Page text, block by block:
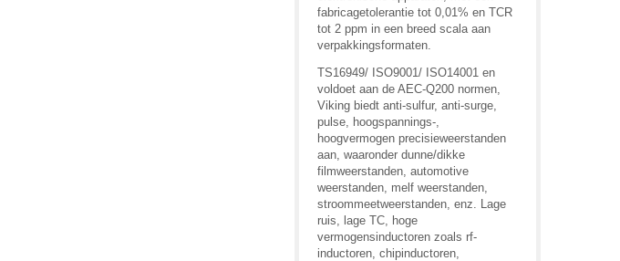
fabricagetolerantie tot 0,01% en TCR
tot 2 ppm in een breed scala aan
verpakkingsformaten.
TS16949/ ISO9001/ ISO14001 en
voldoet aan de AEC-Q200 normen,
Viking biedt anti-sulfur, anti-surge,
pulse, hoogspannings-,
hoogvermogen precisieweerstanden
aan, waaronder dunne/dikke
filmweerstanden, automotive
weerstanden, melf weerstanden,
stroommeetweerstanden, enz. Lage
ruis, lage TC, hoge
vermogensinductoren zoals rf-
inductoren, chipinductoren,